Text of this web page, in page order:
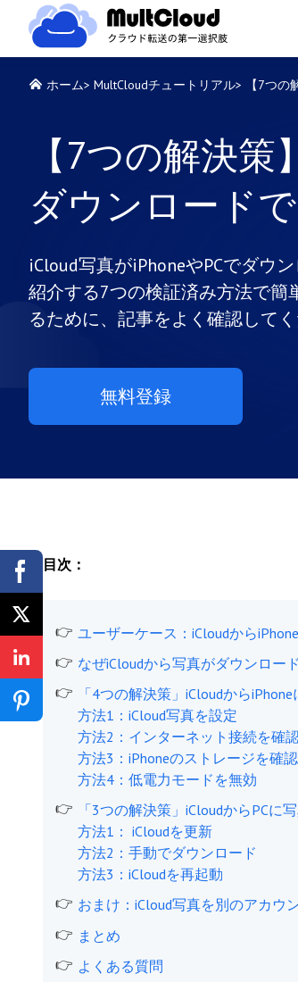
ホーム> MultCloudチュートリアル> 【7つ
【7つの解決
ダウンロード
iCloud写真がiPhoneやPCでダウ
紹介する7つの検証済み方法で
るために、記事をよく確認してく
無料登録
目次：
ユーザーケース：iCloudから
なぜiCloudから写真がダウンロー
「4つの解決策」iCloudから
方法1：iCloud写真を設定
方法2：インターネット接続を確
方法3：iPhoneのストレージを確認
方法4：低電力モードを無効
「3つの解決策」iCloudからPCに
方法1： iCloudを更新
方法2：手動でダウンロード
方法3：iCloudを再起動
おまけ：iCloud写真を別のアカウ
まとめ
よくある質問